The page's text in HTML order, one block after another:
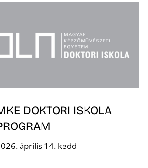
DOKTORI ISKOLA
április 14. kedd